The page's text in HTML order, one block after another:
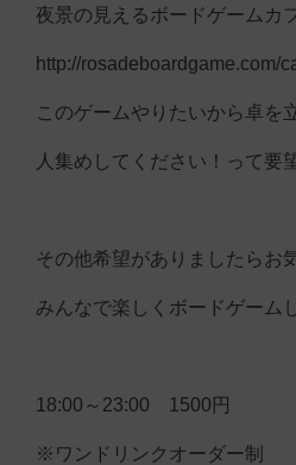
夜景の見えるボードゲームカ
http://rosadeboardgame.com/
このゲームやりたいから卓を
人集めしてください！って要
その他希望がありましたらお
みんなで楽しくボードゲーム
18:00～23:00 1500円
※ワンドリンクオーダー制